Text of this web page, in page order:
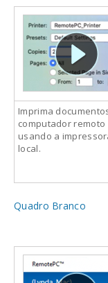
Imprima
computador remoto
usando a
local.
Quadro Branco